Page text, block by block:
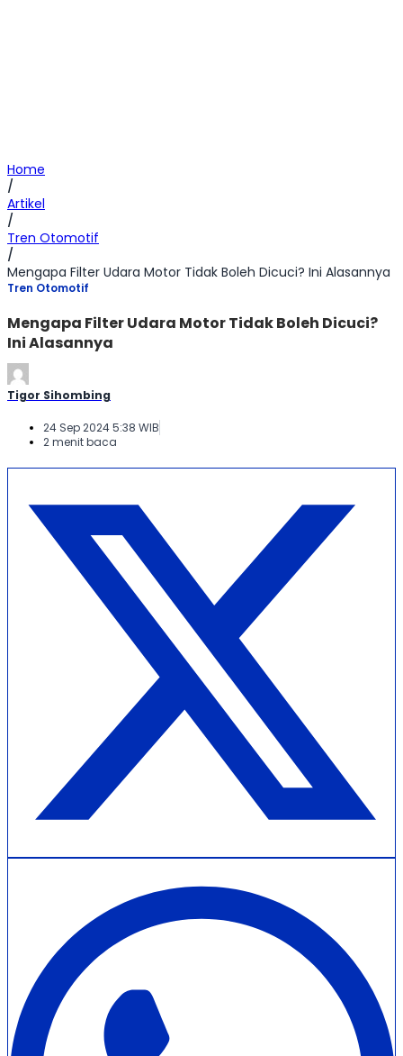
Home
/
Artikel
/
Tren Otomotif
/
Mengapa Filter Udara Motor Tidak Boleh Dicuci? Ini Alasannya
Tren Otomotif
Mengapa Filter Udara Motor Tidak Boleh Dicuci?
Ini Alasannya
Tigor Sihombing
24 Sep 2024 5:38 WIB
2 menit baca